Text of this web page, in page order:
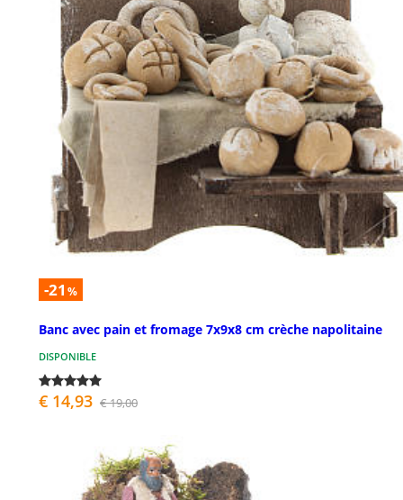
-21 %
Banc avec pain et fromage 7x9x8 cm crèche napolitaine
DISPONIBLE
€ 14,93 € 19,00